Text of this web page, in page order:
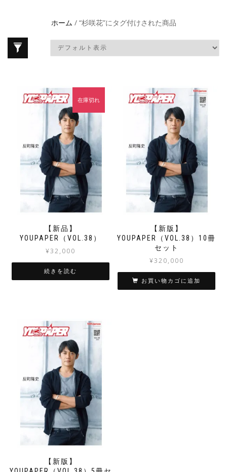
ホーム / “杉咲花”にタグ付けされた商品
【新品】
YOUPAPER（VOL.38）
¥32,000
在庫切れ
続きを読む
【新版】
YOUPAPER（VOL.38）10冊
セット
¥320,000
お買い物カゴに追加
【新版】